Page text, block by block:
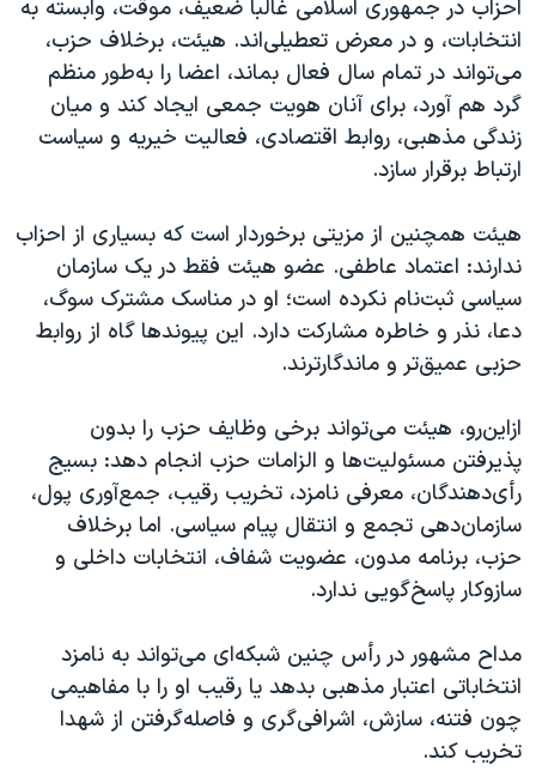
احزاب در جمهوری اسلامی غالباً ضعیف، موقت، وابسته به
انتخابات، و در معرض تعطیلی‌اند. هیئت، برخلاف حزب،
می‌تواند در تمام سال فعال بماند، اعضا را به‌طور منظم
گرد هم آورد، برای آنان هویت جمعی ایجاد کند و میان
زندگی مذهبی، روابط اقتصادی، فعالیت خیریه و سیاست
ارتباط برقرار سازد.
هیئت همچنین از مزیتی برخوردار است که بسیاری از احزاب
ندارند: اعتماد عاطفی. عضو هیئت فقط در یک سازمان
سیاسی ثبت‌نام نکرده است؛ او در مناسک مشترک سوگ،
دعا، نذر و خاطره مشارکت دارد. این پیوندها گاه از روابط
حزبی عمیق‌تر و ماندگارترند.
ازاین‌رو، هیئت می‌تواند برخی وظایف حزب را بدون
پذیرفتن مسئولیت‌ها و الزامات حزب انجام دهد: بسیج
رأی‌دهندگان، معرفی نامزد، تخریب رقیب، جمع‌آوری پول،
سازمان‌دهی تجمع و انتقال پیام سیاسی. اما برخلاف
حزب، برنامه مدون، عضویت شفاف، انتخابات داخلی و
سازوکار پاسخ‌گویی ندارد.
مداح مشهور در رأس چنین شبکه‌ای می‌تواند به نامزد
انتخاباتی اعتبار مذهبی بدهد یا رقیب او را با مفاهیمی
چون فتنه، سازش، اشرافی‌گری و فاصله‌گرفتن از شهدا
تخریب کند.